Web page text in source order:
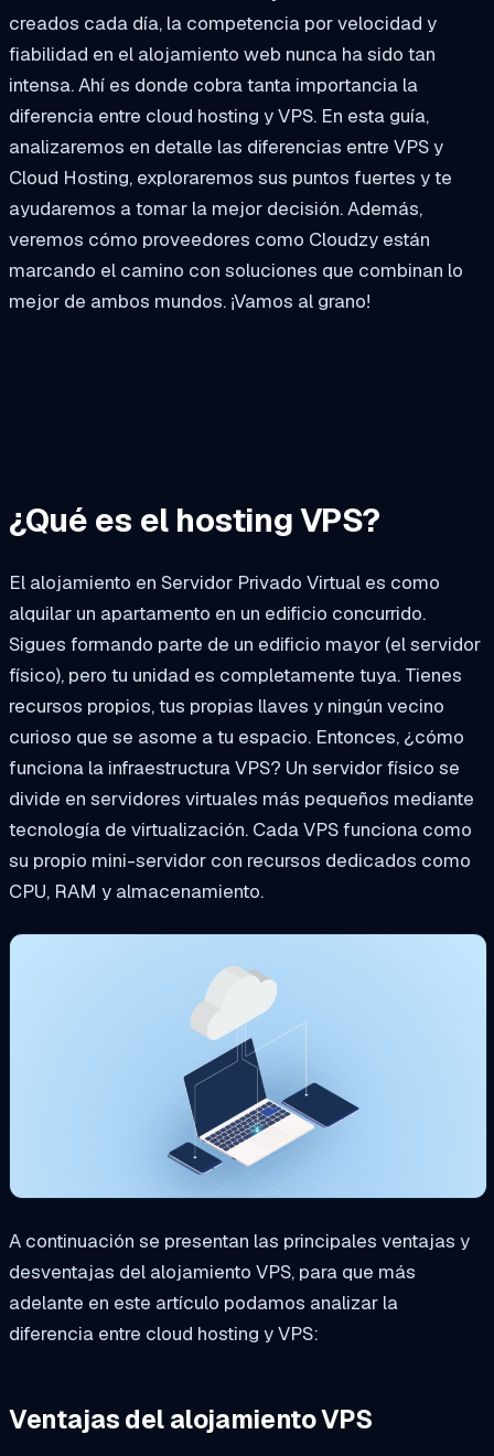
creados cada día, la competencia por velocidad y
fiabilidad en el alojamiento web nunca ha sido tan
intensa. Ahí es donde cobra tanta importancia la
diferencia entre cloud hosting y VPS. En esta guía,
analizaremos en detalle las diferencias entre VPS y
Cloud Hosting, exploraremos sus puntos fuertes y te
ayudaremos a tomar la mejor decisión. Además,
veremos cómo proveedores como Cloudzy están
marcando el camino con soluciones que combinan lo
mejor de ambos mundos. ¡Vamos al grano!
¿Qué es el hosting VPS?
El alojamiento en Servidor Privado Virtual es como
alquilar un apartamento en un edificio concurrido.
Sigues formando parte de un edificio mayor (el servidor
físico), pero tu unidad es completamente tuya. Tienes
recursos propios, tus propias llaves y ningún vecino
curioso que se asome a tu espacio. Entonces, ¿cómo
funciona la infraestructura VPS? Un servidor físico se
divide en servidores virtuales más pequeños mediante
tecnología de virtualización. Cada VPS funciona como
su propio mini-servidor con recursos dedicados como
CPU, RAM y almacenamiento.
A continuación se presentan las principales ventajas y
desventajas del alojamiento VPS, para que más
adelante en este artículo podamos analizar la
diferencia entre cloud hosting y VPS:
Ventajas del alojamiento VPS